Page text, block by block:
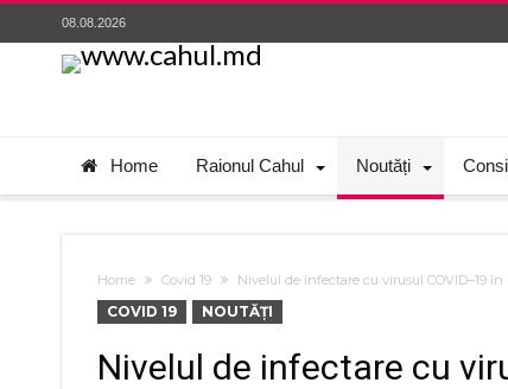
08.08.2026
Home Raionul Cahul Noutăți
Home Covid 19 Nivelul de infectare cu virusul COVID–19
COVID 19 NOUTĂȚI
Nivelul de infectare cu